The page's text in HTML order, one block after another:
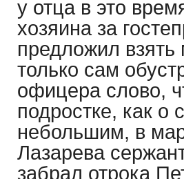
у отца в это
хозяина за
предложил взять
только сам
офицера слово,
подростке, как о
небольшим, в
Лазарева
забрал отрока